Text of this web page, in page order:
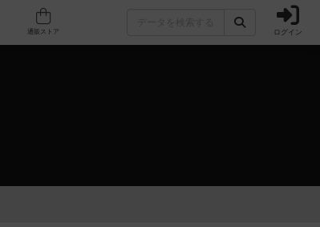
人気ボードゲーム ログイン